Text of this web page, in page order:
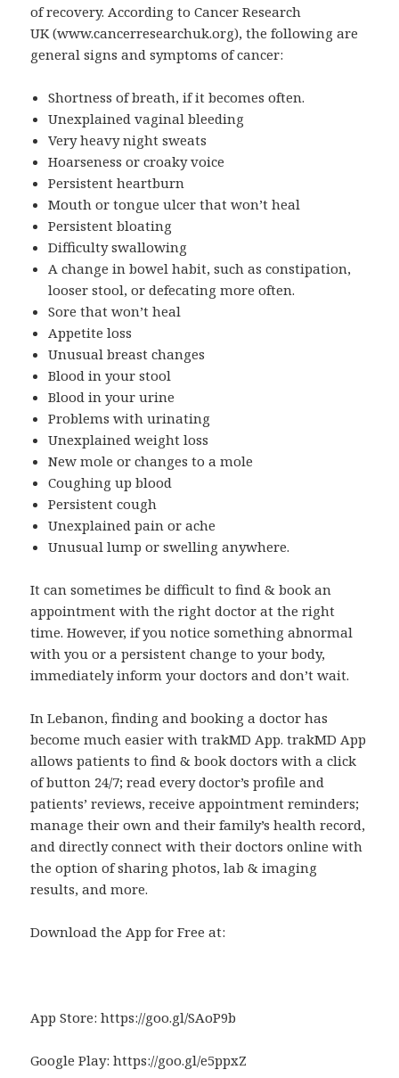
of recovery. According to Cancer Research
UK (www.cancerresearchuk.org), the following are
general signs and symptoms of cancer:
Shortness of breath, if it becomes often.
Unexplained vaginal bleeding
Very heavy night sweats
Hoarseness or croaky voice
Persistent heartburn
Mouth or tongue ulcer that won’t heal
Persistent bloating
Difficulty swallowing
A change in bowel habit, such as constipation,
looser stool, or defecating more often.
Sore that won’t heal
Appetite loss
Unusual breast changes
Blood in your stool
Blood in your urine
Problems with urinating
Unexplained weight loss
New mole or changes to a mole
Coughing up blood
Persistent cough
Unexplained pain or ache
Unusual lump or swelling anywhere.
It can sometimes be difficult to find & book an
appointment with the right doctor at the right
time. However, if you notice something abnormal
with you or a persistent change to your body,
immediately inform your doctors and don’t wait.
In Lebanon, finding and booking a doctor has
become much easier with trakMD App. trakMD App
allows patients to find & book doctors with a click
of button 24/7; read every doctor’s profile and
patients’ reviews, receive appointment reminders;
manage their own and their family’s health record,
and directly connect with their doctors online with
the option of sharing photos, lab & imaging
results, and more.
Download the App for Free at:
App Store: https://goo.gl/SAoP9b
Google Play: https://goo.gl/e5ppxZ